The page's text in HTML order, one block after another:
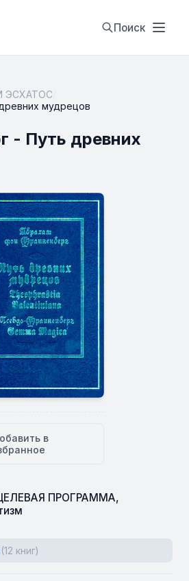
Поиск
ЭСХАТОС
мудрецов
- Путь древних
в
ПРОГРАММА,
(12 книг)